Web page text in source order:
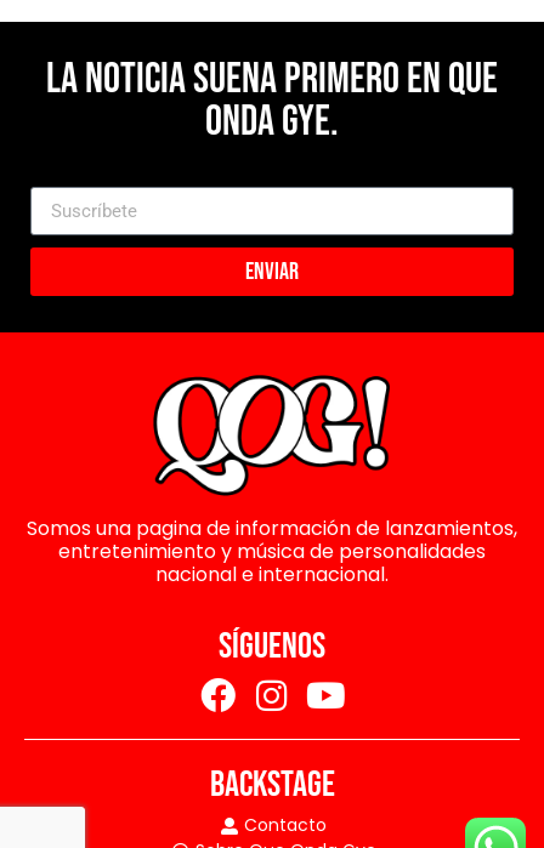
La noticia suena primero en Que
Onda Gye.
Enviar
Somos una pagina de información de lanzamientos,
entretenimiento y música de personalidades
nacional e internacional.
SÍGUENOS
BACKSTAGE
Contacto